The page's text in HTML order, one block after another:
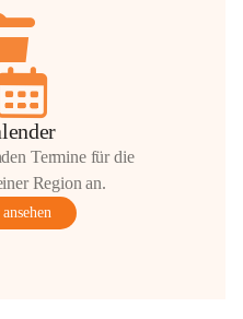
Termine für die
Region an.